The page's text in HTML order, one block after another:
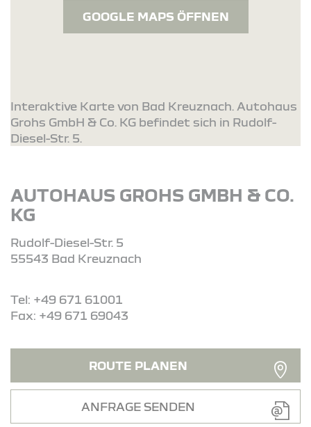
GOOGLE MAPS ÖFFNEN
Interaktive Karte von Bad Kreuznach. Autohaus
Grohs GmbH & Co. KG befindet sich in Rudolf-
Diesel-Str. 5.
AUTOHAUS GROHS GMBH & CO.
KG
Rudolf-Diesel-Str. 5
55543 Bad Kreuznach
Tel: +49 671 61001
Fax: +49 671 69043
ROUTE PLANEN
ANFRAGE SENDEN